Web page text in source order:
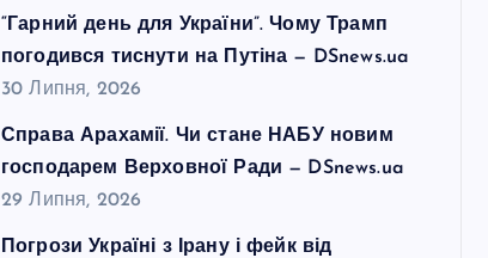
“Гарний день для України”. Чому Трамп
погодився тиснути на Путіна — DSnews.ua
30 Липня, 2026
Справа Арахамії. Чи стане НАБУ новим
господарем Верховної Ради — DSnews.ua
29 Липня, 2026
Погрози Україні з Ірану і фейк від